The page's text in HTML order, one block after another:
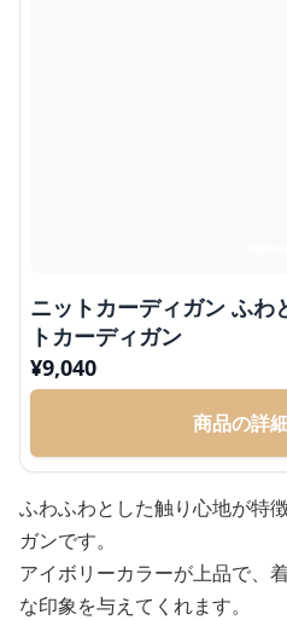
ニットカーディガン ふわ
トカーディガン
¥9,040
商品の詳
ふわふわとした触り心地が特
ガンです。
アイボリーカラーが上品で、
な印象を与えてくれます。